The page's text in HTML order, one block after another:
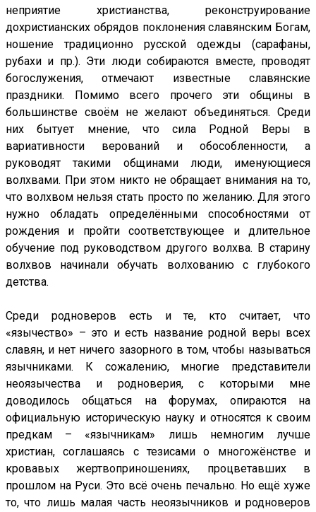
неприятие христианства, реконструирование
дохристианских обрядов поклонения славянским Богам,
ношение традиционно русской одежды (сарафаны,
рубахи и пр.). Эти люди собираются вместе, проводят
богослужения, отмечают известные славянские
праздники. Помимо всего прочего эти общины в
большинстве своём не желают объединяться. Среди
них бытует мнение, что сила Родной Веры в
вариативности верований и обособленности, а
руководят такими общинами люди, именующиеся
волхвами. При этом никто не обращает внимания на то,
что волхвом нельзя стать просто по желанию. Для этого
нужно обладать определёнными способностями от
рождения и пройти соответствующее и длительное
обучение под руководством другого волхва. В старину
волхвов начинали обучать волхованию с глубокого
детства.
Среди родноверов есть и те, кто считает, что
«язычество» – это и есть название родной веры всех
славян, и нет ничего зазорного в том, чтобы называться
язычниками. К сожалению, многие представители
неоязычества и родноверия, с которыми мне
доводилось общаться на форумах, опираются на
официальную историческую науку и относятся к своим
предкам – «язычникам» лишь немногим лучше
христиан, соглашаясь с тезисами о многожёнстве и
кровавых жертвоприношениях, процветавших в
прошлом на Руси. Это всё очень печально. Но ещё хуже
то, что лишь малая часть неоязычников и родноверов